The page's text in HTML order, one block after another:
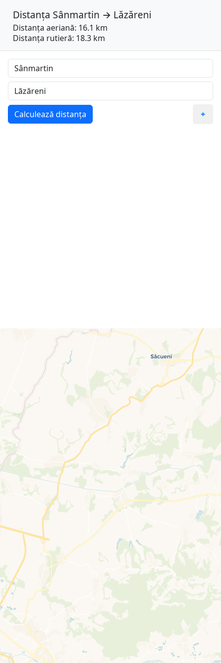
Distanța Sânmartin → Lăzăreni
Distanța aeriană: 16.1 km
Distanța rutieră: 18.3 km
Calculează distanța +